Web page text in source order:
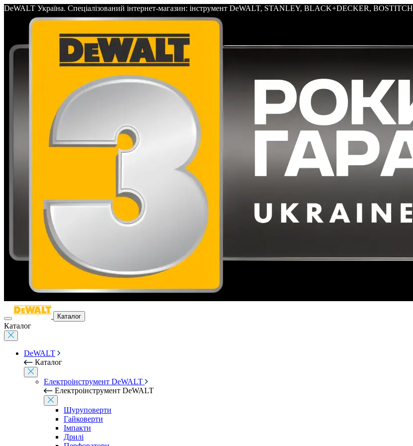
DeWALT Україна. Спеціалізований інтернет-магазин: інструмент DeWALT, STANLEY, BLACK+DECKER, BOSTITCH
Каталог
Каталог
DeWALT
Каталог
Електроінструмент DeWALT
Електроінструмент DeWALT
Шуруповерти
Гайковерти
Імпакти
Дрилі